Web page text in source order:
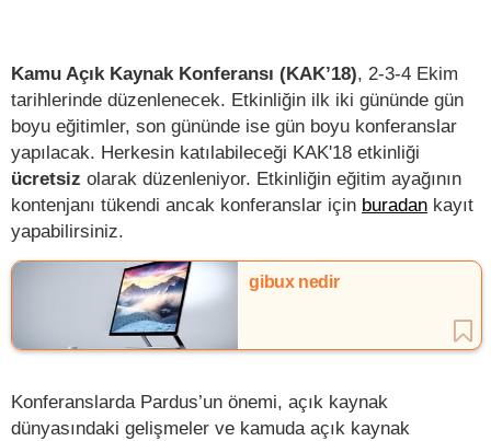
Kamu Açık Kaynak Konferansı (KAK’18), 2-3-4 Ekim
tarihlerinde düzenlenecek. Etkinliğin ilk iki gününde gün
boyu eğitimler, son gününde ise gün boyu konferanslar
yapılacak. Herkesin katılabileceği KAK'18 etkinliği
ücretsiz olarak düzenleniyor. Etkinliğin eğitim ayağının
kontenjanı tükendi ancak konferanslar için buradan kayıt
yapabilirsiniz.
gibux nedir
Konferanslarda Pardus’un önemi, açık kaynak
dünyasındaki gelişmeler ve kamuda açık kaynak